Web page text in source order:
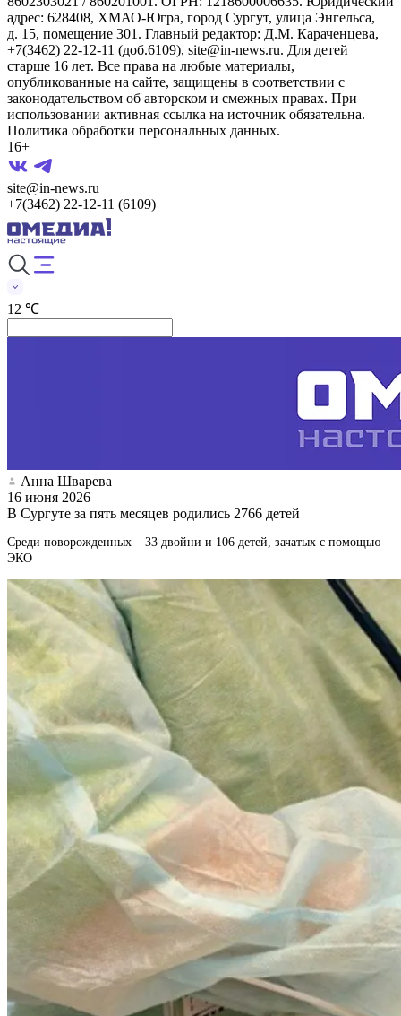
адрес: 628408, ХМАО-Югра, город Сургут, улица Энгельса,
д. 15, помещение 301. Главный редактор: Д.М. Караченцева,
+7(3462) 22-12-11 (доб.6109), site@in-news.ru. Для детей
старше 16 лет. Все права на любые материалы,
опубликованные на сайте, защищены в соответствии с
законодательством об авторском и смежных правах. При
использовании активная ссылка на источник обязательна.
Политика обработки персональных данных.
16+
site@in-news.ru
+7(3462) 22-12-11 (6109)
12 ℃
Анна Шварева
16 июня 2026
В Сургуте за пять месяцев родились 2766 детей
Среди новорожденных – 33 двойни и 106 детей, зачатых с помощью
ЭКО